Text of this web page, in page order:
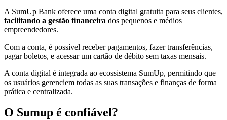
A SumUp Bank oferece uma conta digital gratuita para seus clientes,
facilitando a gestão financeira dos pequenos e médios
empreendedores.
Com a conta, é possível receber pagamentos, fazer transferências,
pagar boletos, e acessar um cartão de débito sem taxas mensais.
A conta digital é integrada ao ecossistema SumUp, permitindo que
os usuários gerenciem todas as suas transações e finanças de forma
prática e centralizada.
O Sumup é confiável?